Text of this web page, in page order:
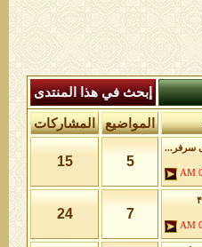
إبحث في هذا المنتدى
المواضيع المشاركات
سرفر...
5
15
7
24